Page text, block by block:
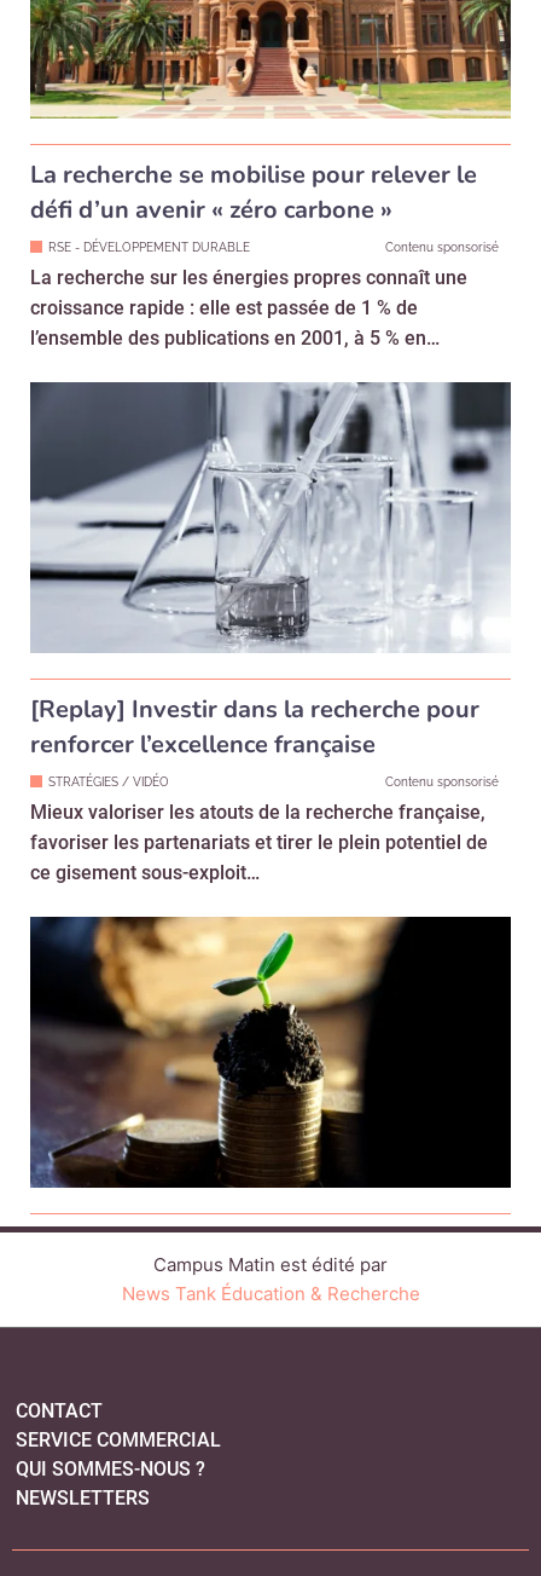
La recherche se mobilise pour relever le
défi d’un avenir « zéro carbone »
RSE - DÉVELOPPEMENT DURABLE Contenu sponsorisé
La recherche sur les énergies propres connaît une
croissance rapide : elle est passée de 1 % de
l’ensemble des publications en 2001, à 5 % en…
[Replay] Investir dans la recherche pour
renforcer l’excellence française
STRATÉGIES / VIDÉO Contenu sponsorisé
Mieux valoriser les atouts de la recherche française,
favoriser les partenariats et tirer le plein potentiel de
ce gisement sous-exploit…
Campus Matin est édité par
News Tank Éducation & Recherche
CONTACT
SERVICE COMMERCIAL
QUI SOMMES-NOUS ?
NEWSLETTERS